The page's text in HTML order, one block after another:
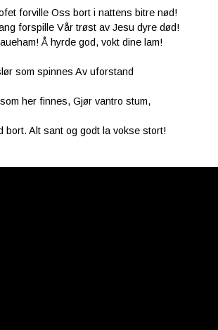
forville Oss bort i nattens bitre nød!
forspille Vår trøst av Jesu dyre død!
Å hyrde god, vokt dine lam!
som spinnes Av uforstand
her finnes, Gjør vantro stum,
bort. Alt sant og godt la vokse stort!